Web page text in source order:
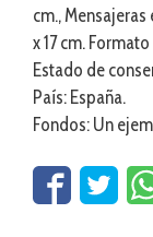
cm.,
x 17 cm.
Estado de
País: España.
Fondos: Un